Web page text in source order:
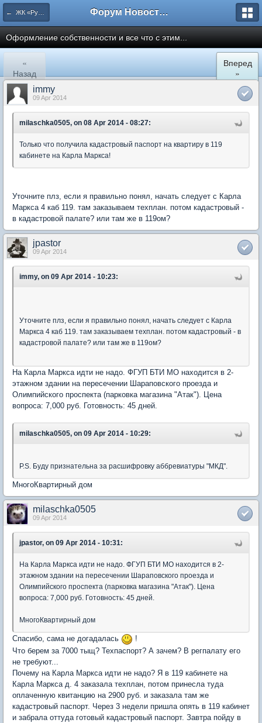
← ЖК «Рупасовский» Форум Новостройки
Оформление собственности и все что с этим...
«
Назад
Вперед
»
immy
09 Apr 2014
milaschka0505, on 08 Apr 2014 - 08:27:
Только что получила кадастровый паспорт на квартиру в 119
кабинете на Карла Маркса!
Уточните плз, если я правильно понял, начать следует с Карла
Маркса 4 каб 119. там заказываем техплан. потом кадастровый -
в кадастровой палате? или там же в 119ом?
jpastor
09 Apr 2014
immy, on 09 Apr 2014 - 10:23:
Уточните плз, если я правильно понял, начать следует с Карла
Маркса 4 каб 119. там заказываем техплан. потом кадастровый - в
кадастровой палате? или там же в 119ом?
На Карла Маркса идти не надо. ФГУП БТИ МО находится в 2-
этажном здании на пересечении Шараповского проезда и
Олимпийского проспекта (парковка магазина "Атак"). Цена
вопроса: 7,000 руб. Готовность: 45 дней.
milaschka0505, on 09 Apr 2014 - 10:29:
P.S. Буду признательна за расшифровку аббревиатуры "МКД".
МногоКвартирный дом
milaschka0505
09 Apr 2014
jpastor, on 09 Apr 2014 - 10:31:
На Карла Маркса идти не надо. ФГУП БТИ МО находится в 2-
этажном здании на пересечении Шараповского проезда и
Олимпийского проспекта (парковка магазина "Атак"). Цена
вопроса: 7,000 руб. Готовность: 45 дней.
МногоКвартирный дом
Спасибо, сама не догадалась
!
Что берем за 7000 тыщ? Техпаспорт? А зачем? В регпалату его
не требуют...
Почему на Карла Маркса идти не надо? Я в 119 кабинете на
Карла Маркса д. 4 заказала техплан, потом принесла туда
оплаченную квитанцию на 2900 руб. и заказала там же
кадастровый паспорт. Через 3 недели пришла опять в 119 кабинет
и забрала оттуда готовый кадастровый паспорт. Завтра пойду в